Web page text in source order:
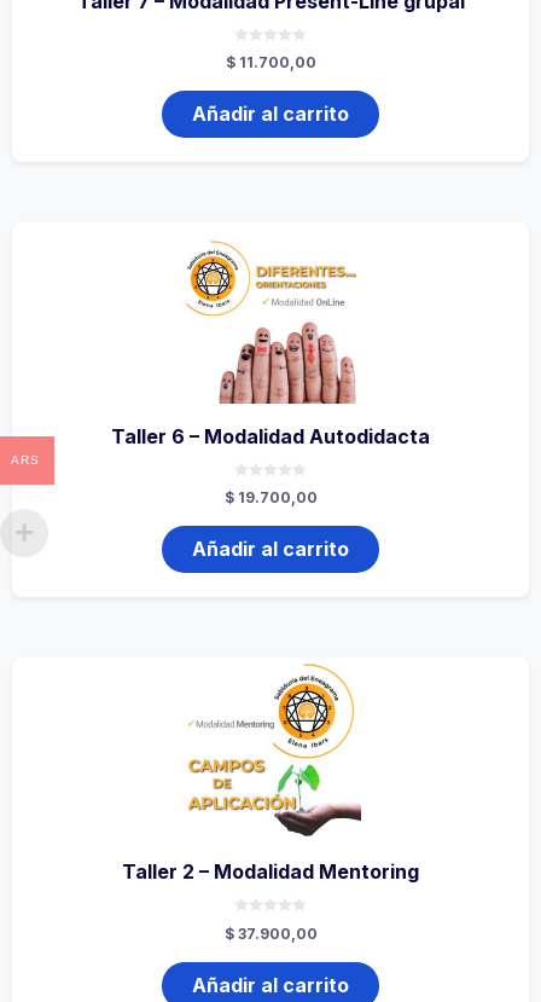
0
de
$11.700,00
Añadir al carrito
Taller 6 – Modalidad Autodidacta
0
de
$19.700,00
Añadir al carrito
Taller 2 – Modalidad Mentoring
de
$37.900,00
Añadir al carrito
ARS